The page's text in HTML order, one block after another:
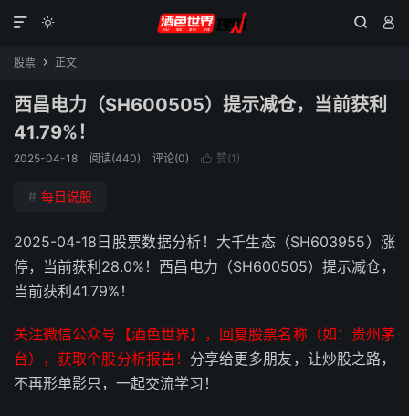
  

股票  正文
西昌电力（SH600505）提示减仓，当前获利
41.79%！
2025-04-18 阅读(440) 评论(0)  赞(1 )
# 每日说股
2025-04-18日股票数据分析！大千生态（SH603955）涨
停，当前获利28.0%！西昌电力（SH600505）提示减仓，
当前获利41.79%！
关注微信公众号【酒色世界】，回复股票名称（如：贵州茅
台），获取个股分析报告！ 分享给更多朋友，让炒股之路，
不再形单影只，一起交流学习！